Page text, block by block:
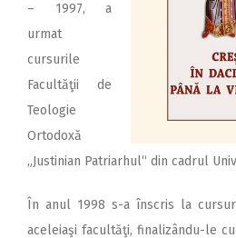
– 1997, a
urmat
cursurile
Facultăţii de
Teologie
Ortodoxă
„Justinian Patriarhul“ din cadrul
În anul 1998 s-a înscris la
aceleiaşi facultăţi, finalizându-le